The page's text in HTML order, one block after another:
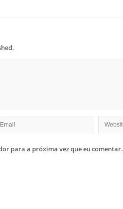
para a próxima vez que eu comentar.